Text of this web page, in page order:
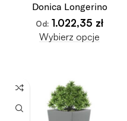
Donica Longerino
Od: 1.022,35 zł
Wybierz opcje